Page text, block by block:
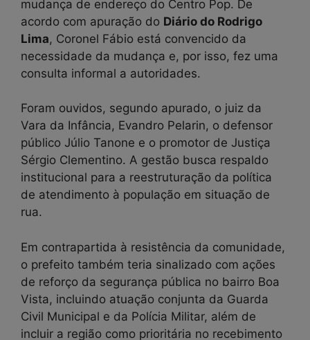
mudança de endereço do Centro Pop. De
acordo com apuração do Diário do Rodrigo
Lima, Coronel Fábio está convencido da
necessidade da mudança e, por isso, fez uma
consulta informal a autoridades.
Foram ouvidos, segundo apurado, o juiz da
Vara da Infância, Evandro Pelarin, o defensor
público Júlio Tanone e o promotor de Justiça
Sérgio Clementino. A gestão busca respaldo
institucional para a reestruturação da política
de atendimento à população em situação de
rua.
Em contrapartida à resistência da comunidade,
o prefeito também teria sinalizado com ações
de reforço da segurança pública no bairro Boa
Vista, incluindo atuação conjunta da Guarda
Civil Municipal e da Polícia Militar, além de
incluir a região como prioritária no recebimento